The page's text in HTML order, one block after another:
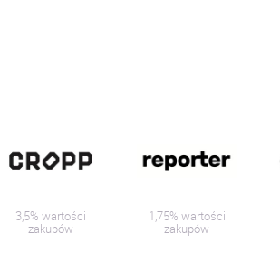
3,5% wartości
zakupów
1,75% wartości
zakupów